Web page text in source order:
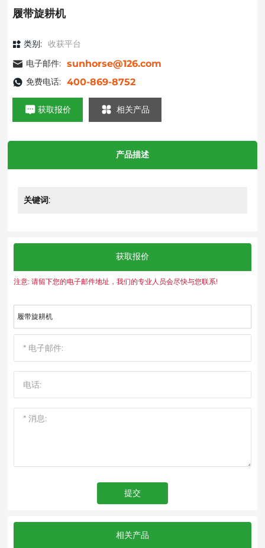
履带旋耕机
类别: 收获平台
电子邮件:
sunhorse@126.com
免费电话: 400-869-8752
获取报价 相关产品
产品描述
关键词:
获取报价
注意: 请留下您的电子邮件地址，我们的专业人员会尽快与您联系!
履带旋耕机
提交
相关产品